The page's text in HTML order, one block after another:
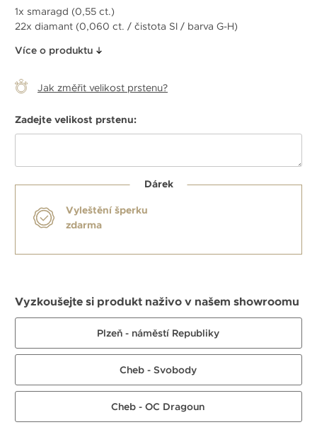
1x smaragd (0,55 ct.)
22x diamant (0,060 ct. / čistota SI / barva G-H)
Více o produktu
Jak změřit velikost prstenu?
Zadejte velikost prstenu:
Dárek
Vyleštění šperku
zdarma
Vyzkoušejte si produkt naživo v našem showroomu
Plzeň - náměstí Republiky
Cheb - Svobody
Cheb - OC Dragoun